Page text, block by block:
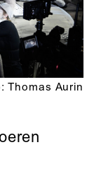
Thomas Aurin